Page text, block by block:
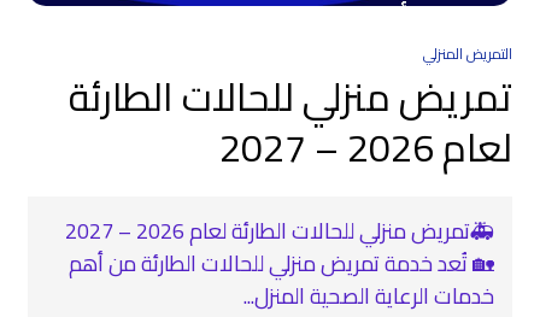
التمريض المنزلي
تمريض منزلي للحالات الطارئة
لعام 2026 – 2027
🚑تمريض منزلي للحالات الطارئة لعام 2026 – 2027
🏡 تُعد خدمة تمريض منزلي للحالات الطارئة من أهم
خدمات الرعاية الصحية المنزل...